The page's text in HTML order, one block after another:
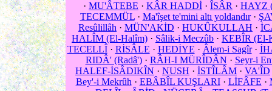
· MU'ÂTEBE · KÂR HADDİ · ÎSÂR · HAYZ
TECEMMÜL· Ma'îşet te'mini altı yoldandır·
Resûlillâh · MÜN'AKİD · HUKÛKULLAH ·
HALÎM (El-Halîm) · Sâlik-i Meczûb · KEBÎR (El-
TECELLÎ· RİSÂLE · HEDİYE · Âlem-i Sagîr·
RIDÂ' (Radâ')· RÂH-I MÜRÎDÂN · Seyr-i
HALEF-İSÂDIKÎN · NUSH · İSTÎLÂM · VA'ÎD
Bey'-i Mekrûh · EBÂBÎL KUŞLARI· LİFÂFE ·